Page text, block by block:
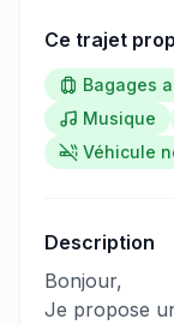
Ce trajet
Bagages
Musique
Véhicule
Description
​‌​‍​‌‌​​​‌‌​‌‌​‌‌​‌​‌‌‌​​‌​​‌‌​​‌​​​‌‌‌​​‌‌​‌‌​​‌​​​‌‌‌​‌​‌​‌‌​‌‌​​​‌‌​​‌‌​​​‌‌​​​​​​‌‌​​​​​​‌‌​​​​​​‌‌​​​‌​‌‌​‌‌​​​​‌‌​‌​​​​‌‌​​​​​​‌‌​‌​​​​‌‌​‌‌‌​​‌‌​‌‌​​‌‌​‌‌​‌​​‌‌​​​‌​‌‌​‌​‌​​​‌‌​‌‌​​​‌‌​‌‌‌​‌‌​​​​‌‍Bonjour,
Je propose